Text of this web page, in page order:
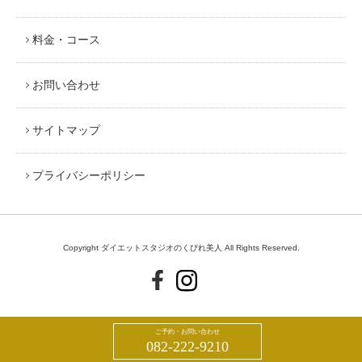
ご予約・お問い合わせ
082-222-9210
料金・コース
お問い合わせ
サイトマップ
プライバシーポリシー
Copyright ダイエットスタジオのくびれ美人 All Rights Reserved.